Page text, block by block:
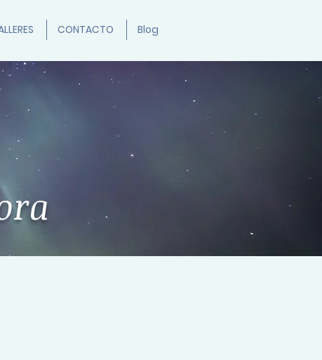
CONTACTO Blog